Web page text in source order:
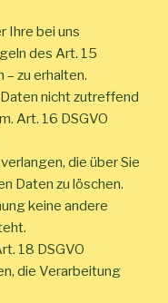
Ihre bei uns
des Art. 15
– zu erhalten.
nicht zutreffend
Art. 16 DSGVO
die über Sie
Daten zu löschen.
keine andere
18 DSGVO
die Verarbeitung